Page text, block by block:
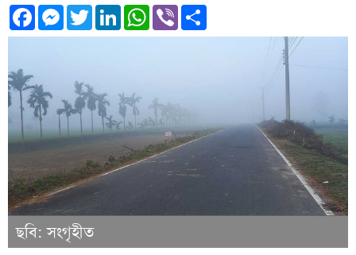
Facebook
Messenger
TwitterLinkedInWhatsApp
Viber
ছবি: সংগৃহীত